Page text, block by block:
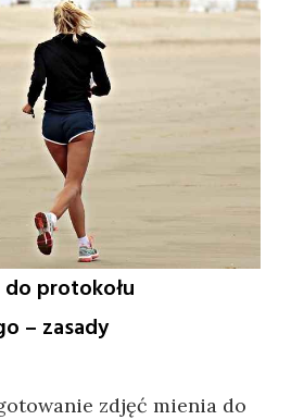
w
budowie?
protokołu
– zasady
zdjęć mienia do